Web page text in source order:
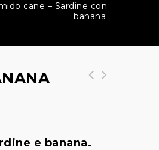
cane – Sardine con
banana
e banana.